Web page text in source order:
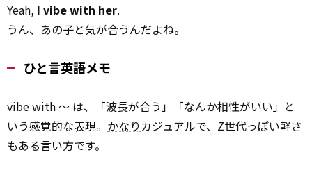
Yeah, I vibe with her.
うん、あの子と気が合うんだよね。
ひと言英語メモ
vibe with ～ は、「波長が合う」「なんか相性がいい」と
いう感覚的な表現。 かなり カジュアルで、Z世代っぽい軽さ
もある言い方です。